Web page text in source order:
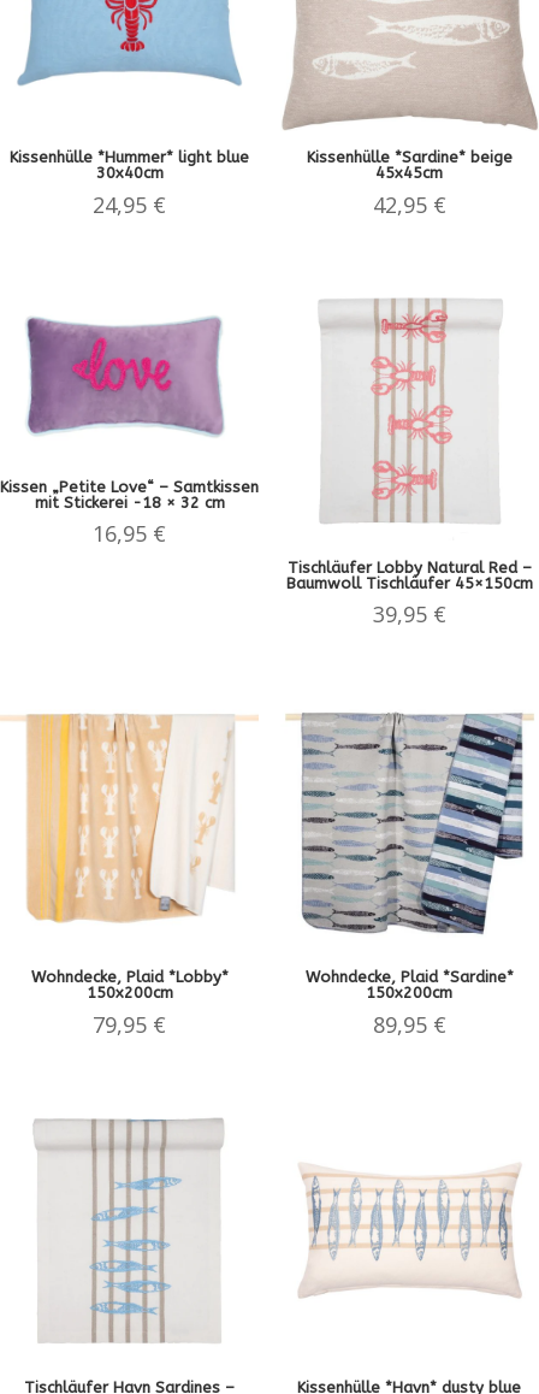
Kissenhülle *Hummer* light blue
30x40cm
24,95 €
Kissenhülle *Sardine* beige
45x45cm
42,95 €
Kissen „Petite Love“ – Samtkissen
mit Stickerei -18 × 32 cm
16,95 €
Tischläufer Lobby Natural Red –
Baumwoll Tischläufer 45×150cm
39,95 €
Wohndecke, Plaid *Lobby*
150x200cm
79,95 €
Wohndecke, Plaid *Sardine*
150x200cm
89,95 €
Tischläufer Havn Sardines –
Kissenhülle *Havn* dusty blue